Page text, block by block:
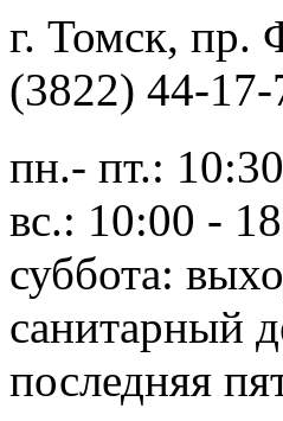
г. Томск,
(3822) 44-17-
пн.- пт.:
вс.: 10:00 -
суббота:
санитарный
последняя